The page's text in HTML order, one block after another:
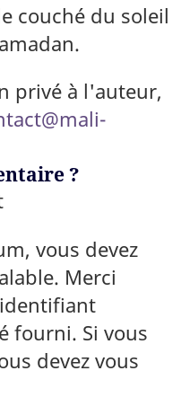
couché du soleil
privé à l'auteur,
?
vous devez
Merci
fourni. Si vous
devez vous